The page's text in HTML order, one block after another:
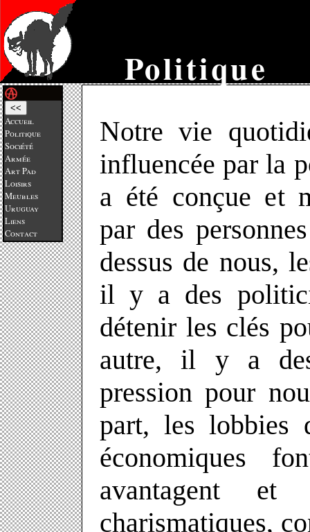
Politique
Notre vie quotidienne est fortement
influencée par la
a été conçue et
par des
dessus de nous,
il y a des
détenir les clés
autre, il y a
pression pour
part, les lobbies
économiques
avantagent et
charismatiques,
<<
Accueil
Politique
Société
Armée
Art Pad
Loisirs
Meubles
Uruguay
Liens
Contact